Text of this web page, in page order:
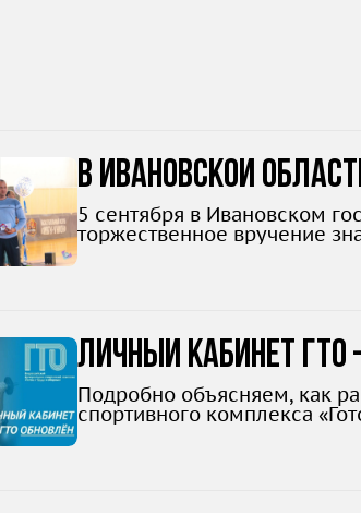
В Ивановской
5 сентября в Ивановском
торжественное вручение
Личный кабинет ГТО
Подробно объясняем, как
спортивного комплекса